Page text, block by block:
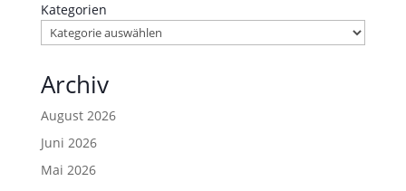
Kategorien
Archiv
August 2026
Juni 2026
Mai 2026